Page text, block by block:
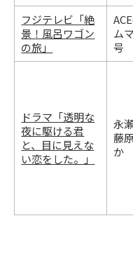
フジテレビ「絶
景！風呂ワゴン
の旅」
ム
号
ドラマ「透明な
夜に駆ける君
と、目に見えな
い恋をした。」
永
藤
か